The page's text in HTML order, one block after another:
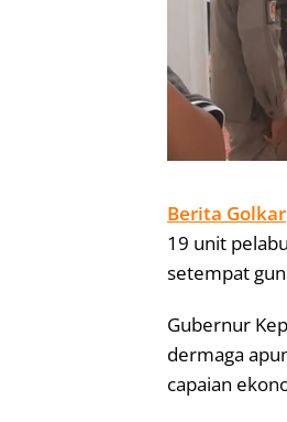
Berita Golkar
19 unit
setempat
Gubernur
dermaga
capaian